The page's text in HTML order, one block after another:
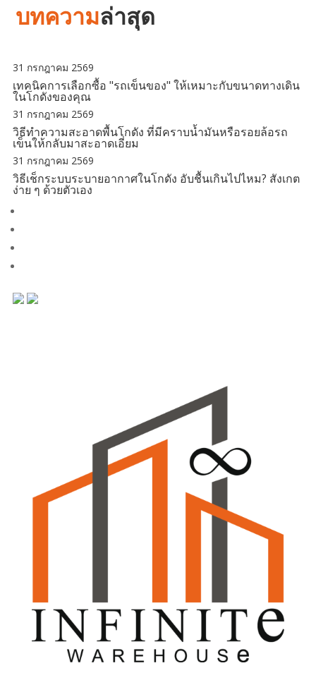
บทความล่าสุด
31 กรกฎาคม 2569
เทคนิคการเลือกซื้อ "รถเข็นของ" ให้เหมาะกับขนาดทางเดิน
ในโกดังของคุณ
31 กรกฎาคม 2569
วิธีทำความสะอาดพื้นโกดัง ที่มีคราบน้ำมันหรือรอยล้อรถ
เข็นให้กลับมาสะอาดเอี่ยม
31 กรกฎาคม 2569
วิธีเช็กระบบระบายอากาศในโกดัง อับชื้นเกินไปไหม? สังเกต
ง่าย ๆ ด้วยตัวเอง